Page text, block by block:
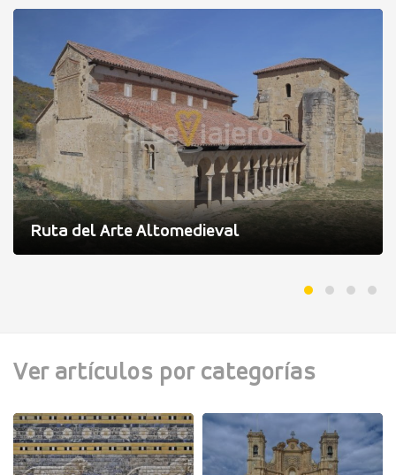
Ruta del Arte Altomedieval
Ver artículos por categorías